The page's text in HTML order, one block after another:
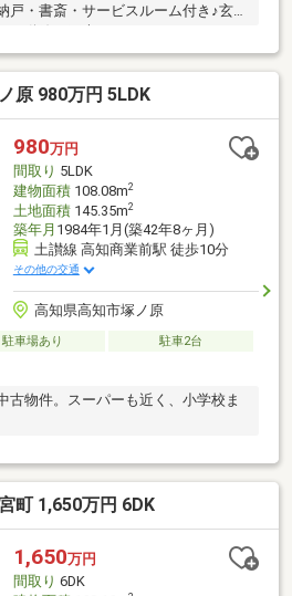
・書斎・サービスルーム付き♪玄関
う動線も工夫されています！
原 980万円 5LDK
980万円
間取り 5LDK
建物面積108.08m2
土地面積145.35m2
築年月 1984年1月(築42年8ヶ月)
土讃線 高知商業前駅 徒歩10分
その他の交通
高知県高知市塚ノ原
駐車場あり
駐車2台
古物件。スーパーも近く、小学校ま
町 1,650万円 6DK
1,650万円
間取り 6DK